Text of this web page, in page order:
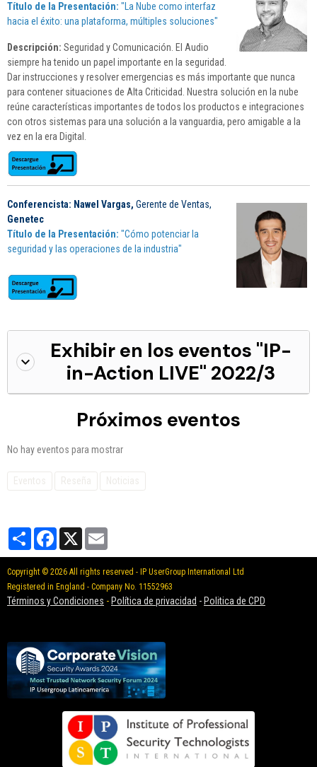
Título de la Presentación: "La Nube como interfaz
hacia el éxito: una plataforma, múltiples soluciones"
Descripción: Seguridad y Comunicación. El Audio
siempre ha tenido un papel importante en la seguridad.
Dar instrucciones y resolver emergencias es más importante que nunca
para contener situaciones de Alta Criticidad. Nuestra solución en la nube
reúne características importantes de todos los productos e integraciones
con otros sistemas para una solución a la vanguardia, pero amigable a la
vez en la era Digital.
Conferencista: Nawel Vargas, Gerente de Ventas,
Genetec
Título de la Presentación: "Cómo potenciar la
seguridad y las operaciones de la industria"
Exhibir en los eventos "IP-
in-Action LIVE" 2022/3
Próximos eventos
No hay eventos para mostrar
Eventos Reseña Noticias
PartagerFacebook
X
Copyright © 2026 All rights reserved - IP UserGroup International Ltd
Registered in England - Company No. 11552963
Términos y Condiciones - Política de privacidad - Politica de CPD